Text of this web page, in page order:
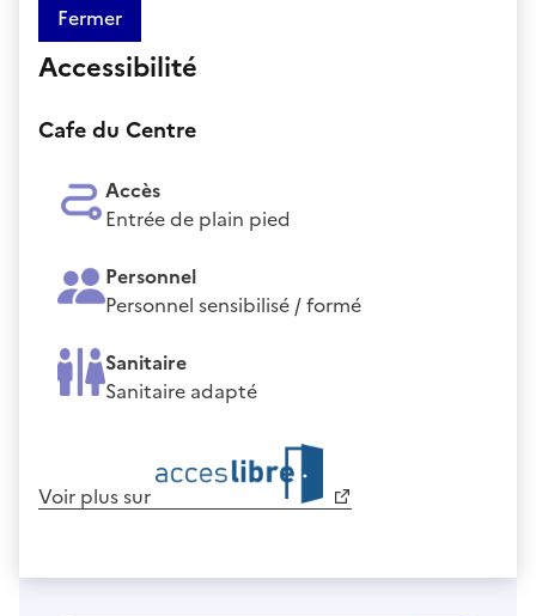
Fermer
Accessibilité
Cafe du Centre
Accès
Entrée de plain pied
Personnel
Personnel sensibilisé / formé
Sanitaire
Sanitaire adapté
Voir plus sur